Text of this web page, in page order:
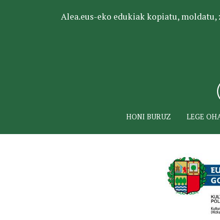
Alea.eus-eko edukiak kopiatu,
HONI BURUZ LEGE